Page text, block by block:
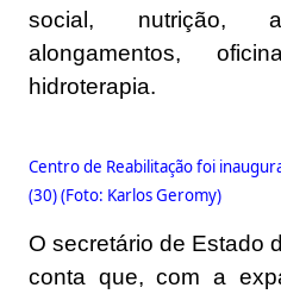
social, nutrição,
alongamentos,
hidroterapia.
Centro de Reabilitação foi
(30) (Foto: Karlos Geromy)
O secretário de Estado
conta que, com a